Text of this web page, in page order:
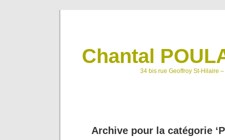
Chantal
34 bis rue Geoffroy St-Hilaire
Archive pour la catégorie